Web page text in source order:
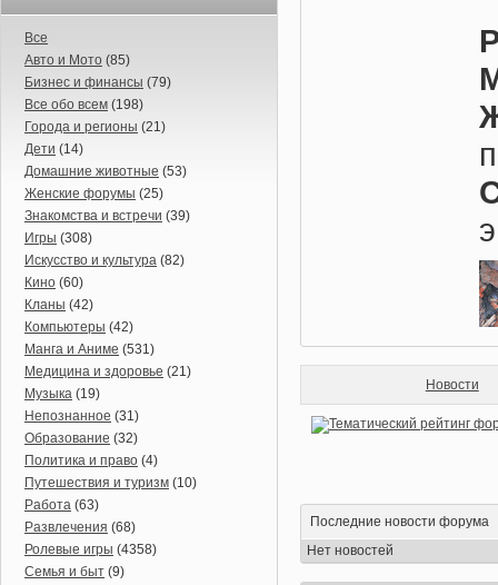
Все
Авто и Мото (85)
Бизнес и финансы (79)
Все обо всем (198)
Города и регионы (21)
Дети (14)
Домашние животные (53)
Женские форумы (25)
Знакомства и встречи (39)
Игры (308)
Искусство и культура (82)
Кино (60)
Кланы (42)
Компьютеры (42)
Манга и Аниме (531)
Медицина и здоровье (21)
Музыка (19)
Непознанное (31)
Образование (32)
Политика и право (4)
Путешествия и туризм (10)
Работа (63)
Развлечения (68)
Ролевые игры (4358)
Семья и быт (9)
Новости
Последние новости форума
Нет новостей